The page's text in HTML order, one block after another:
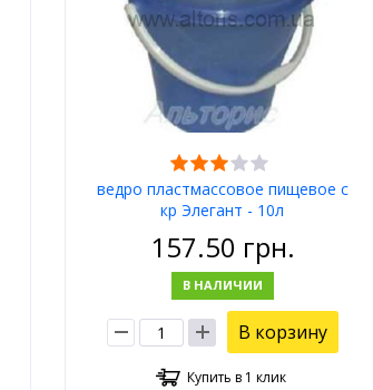
ведро пластмассовое пищевое с
кр Элегант - 10л
157.50 грн.
В НАЛИЧИИ
В корзину
Купить в 1 клик